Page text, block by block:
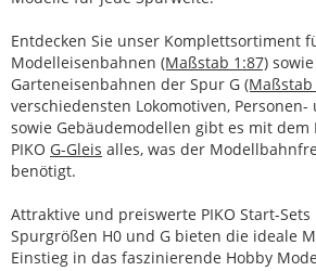
Entdecken Sie unser Komplettsortiment
Modelleisenbahnen (Maßstab 1:87)
Garteneisenbahnen der Spur G
verschiedensten Lokomotiven, Personen-
sowie Gebäudemodellen gibt es mit dem
PIKO G-Gleis alles, was der
benötigt.
Attraktive und preiswerte PIKO Start-
Spurgrößen H0 und G bieten die ideale
Einstieg in das faszinierende Hobby